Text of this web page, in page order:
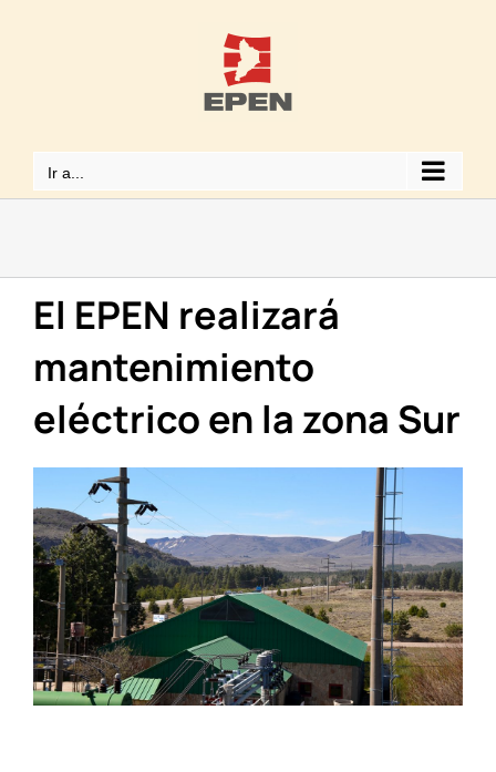
Ir a...
El EPEN realizará
mantenimiento
eléctrico en la zona Sur